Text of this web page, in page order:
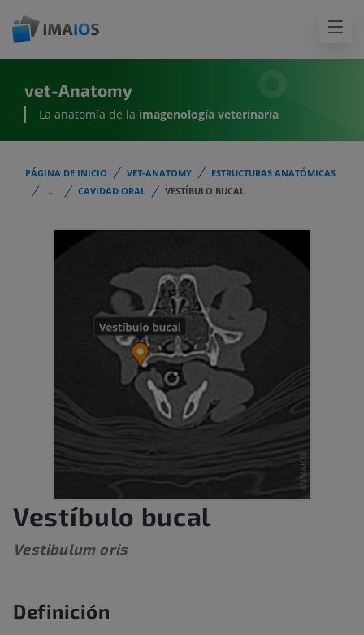
vet-Anatomy
La anatomía de la imagenología veterinaria
PÁGINA DE INICIO VET-ANATOMY
ESTRUCTURAS ANATÓMICAS
...
CAVIDAD ORAL VESTÍBULO BUCAL
Vestíbulo bucal
Vestibulum oris
Definición